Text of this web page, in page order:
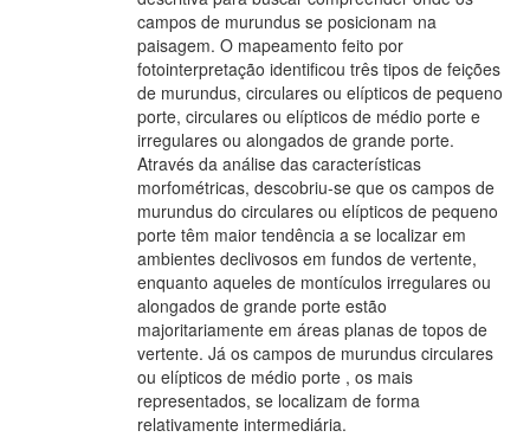
campos de murundus se posicionam na
paisagem. O mapeamento feito por
fotointerpretação identificou três tipos de feições
de murundus, circulares ou elípticos de pequeno
porte, circulares ou elípticos de médio porte e
irregulares ou alongados de grande porte.
Através da análise das características
morfométricas, descobriu-se que os campos de
murundus do circulares ou elípticos de pequeno
porte têm maior tendência a se localizar em
ambientes declivosos em fundos de vertente,
enquanto aqueles de montículos irregulares ou
alongados de grande porte estão
majoritariamente em áreas planas de topos de
vertente. Já os campos de murundus circulares
ou elípticos de médio porte , os mais
representados, se localizam de forma
relativamente intermediária.